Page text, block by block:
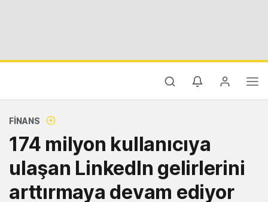
FINANS
174 milyon kullanıcıya
ulaşan LinkedIn gelirlerini
arttırmaya devam ediyor